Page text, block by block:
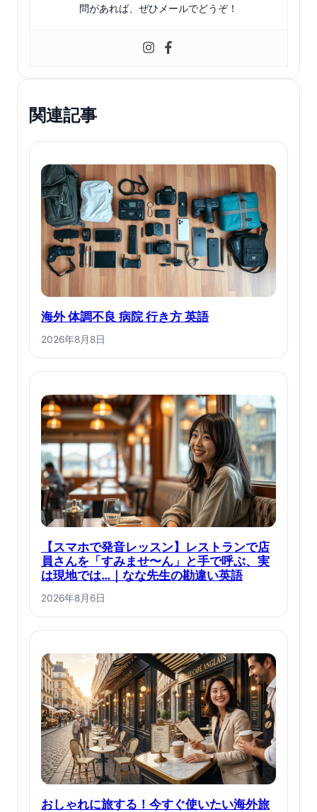
問があれば、ぜひメールでどうぞ！
関連記事
海外 体調不良 病院 行き方 英語
2026年8月8日
【スマホで発音レッスン】レストランで店
員さんを「すみませ〜ん」と手で呼ぶ、実
は現地では…｜なな先生の勘違い英語
2026年8月6日
おしゃれに旅する！今すぐ使いたい海外旅